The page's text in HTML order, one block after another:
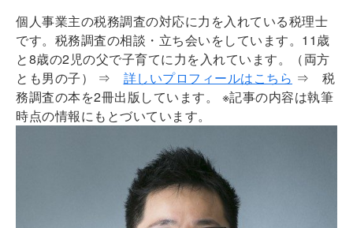
個人事業主の税務調査の対応に力を入れている税理士
です。税務調査の相談・立ち会いをしています。11歳
と8歳の2児の父で子育てに力を入れています。（両方
とも男の子）
⇒ 詳しいプロフィールはこちら ⇒ 税
務調査の本を2冊出版しています。 ※記事の内容は執筆
時点の情報にもとづいています。